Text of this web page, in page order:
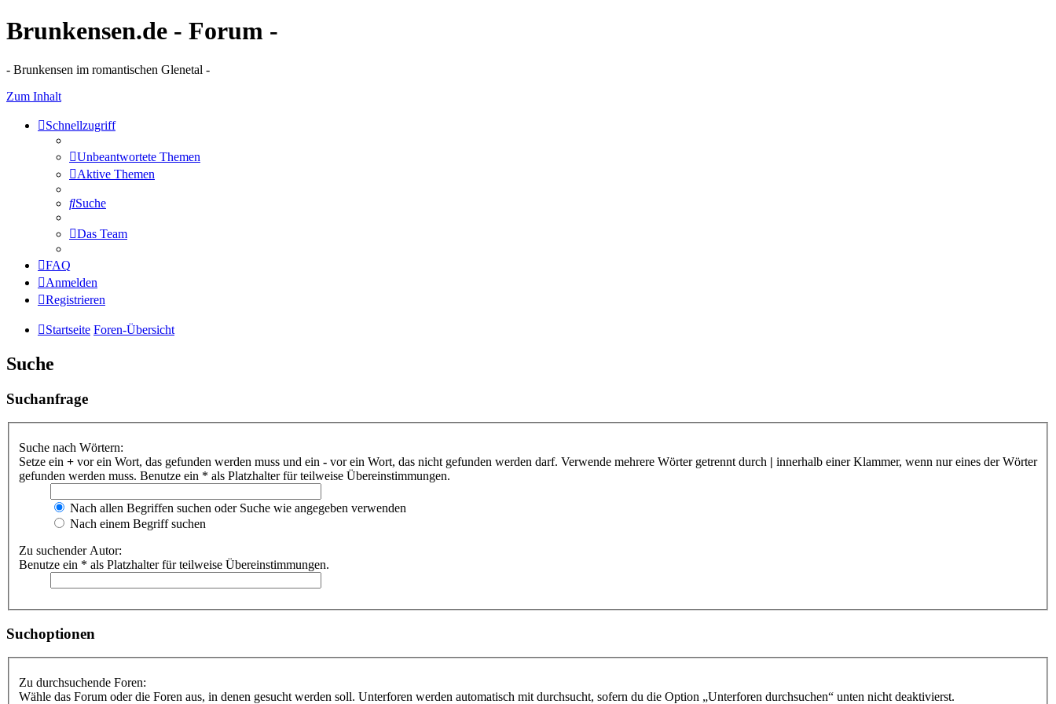
Brunkensen.de - Forum -
- Brunkensen im romantischen Glenetal -
Zum Inhalt
Schnellzugriff
Unbeantwortete Themen
Aktive Themen
Suche
Das Team
FAQ
Anmelden
Registrieren
Startseite Foren-Übersicht
Suche
Suchanfrage
Suche nach Wörtern:
Setze ein + vor ein Wort, das gefunden werden muss und ein - vor ein Wort, das nicht gefunden werden darf. Verwende mehrere Wörter getrennt durch | innerhalb einer Klammer, wenn nur eines der Wörter
gefunden werden muss. Benutze ein * als Platzhalter für teilweise Übereinstimmungen.
Nach allen Begriffen suchen oder Suche wie angegeben verwenden
Nach einem Begriff suchen
Zu suchender Autor:
Benutze ein * als Platzhalter für teilweise Übereinstimmungen.
Suchoptionen
Zu durchsuchende Foren:
Wähle das Forum oder die Foren aus, in denen gesucht werden soll. Unterforen werden automatisch mit durchsucht, sofern du die Option „Unterforen durchsuchen“ unten nicht deaktivierst.